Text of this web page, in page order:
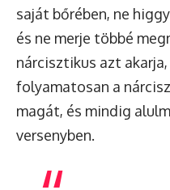
saját bőrében, ne
és ne merje többé
nárcisztikus azt
folyamatosan a
magát, és mindig
versenyben.